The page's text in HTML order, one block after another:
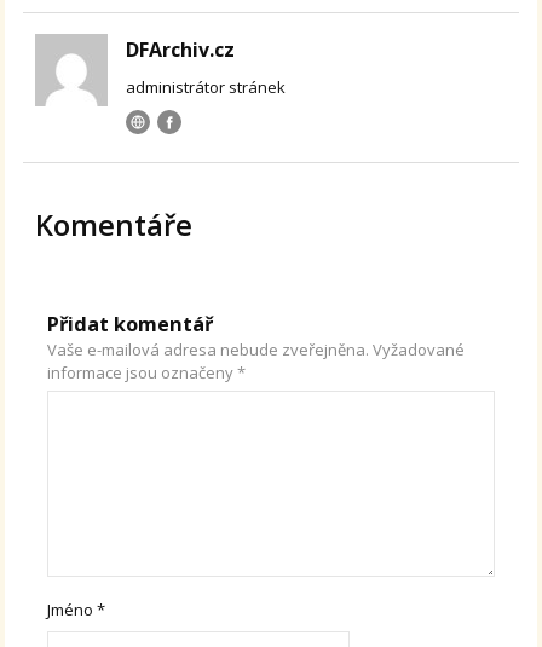
DFArchiv.cz
administrátor stránek
Komentáře
Přidat komentář
Vaše e-mailová adresa nebude zveřejněna. Vyžadované
informace jsou označeny*
Jméno*